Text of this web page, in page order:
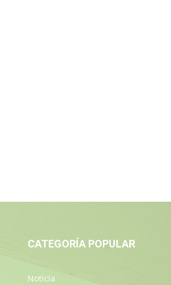
CATEGORÍA POPULAR
Noticia